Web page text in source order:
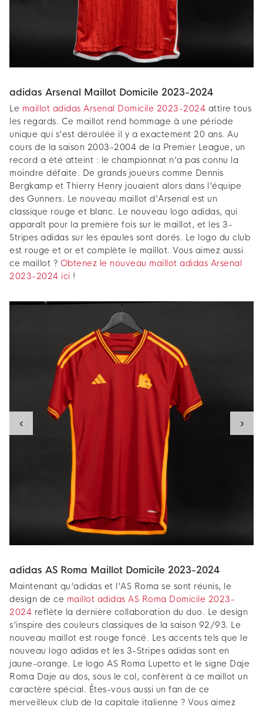
adidas Arsenal Maillot Domicile 2023-2024
Le maillot adidas Arsenal Domicile 2023-2024 attire tous
les regards. Ce maillot rend hommage à une période
unique qui s'est déroulée il y a exactement 20 ans. Au
cours de la saison 2003-2004 de la Premier League, un
record a été atteint : le championnat n'a pas connu la
moindre défaite. De grands joueurs comme Dennis
Bergkamp et Thierry Henry jouaient alors dans l'équipe
des Gunners. Le nouveau maillot d'Arsenal est un
classique rouge et blanc. Le nouveau logo adidas, qui
apparaît pour la première fois sur le maillot, et les 3-
Stripes adidas sur les épaules sont dorés. Le logo du club
est rouge et or et complète le maillot. Vous aimez aussi
ce maillot ? Obtenez le nouveau maillot adidas Arsenal
2023-2024 ici !
‹ ›
adidas AS Roma Maillot Domicile 2023-2024
Maintenant qu'adidas et l'AS Roma se sont réunis, le
design de ce maillot adidas AS Roma Domicile 2023-
2024 reflète la dernière collaboration du duo. Le design
s'inspire des couleurs classiques de la saison 92/93. Le
nouveau maillot est rouge foncé. Les accents tels que le
nouveau logo adidas et les 3-Stripes adidas sont en
jaune-orange. Le logo AS Roma Lupetto et le signe Daje
Roma Daje au dos, sous le col, confèrent à ce maillot un
caractère spécial. Êtes-vous aussi un fan de ce
merveilleux club de la capitale italienne ? Vous aimez